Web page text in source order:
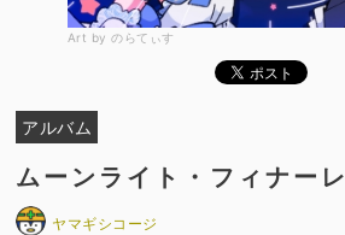
Art by のらてぃす
アルバム
ムーンライト・フィナーレ
ヤマギシコージ